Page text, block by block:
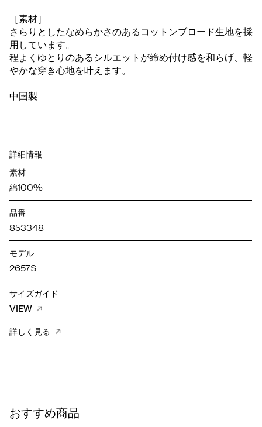
［素材］
さらりとしたなめらかさのあるコットンブロード生地を採
用しています。
程よくゆとりのあるシルエットが締め付け感を和らげ、軽
やかな穿き心地を叶えます。
中国製
詳細情報
素材
綿100%
品番
853348
モデル
2657S
サイズガイド
VIEW
詳しく見る
おすすめ商品